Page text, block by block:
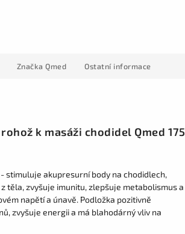
Značka Qmed Ostatní informace
k masáži chodidel Qmed 175
stimuluje akupresurní body na chodidlech,
těla, zvyšuje imunitu, zlepšuje metabolismus a
napětí a únavě. Podložka pozitivně
zvyšuje energii a má blahodárný vliv na